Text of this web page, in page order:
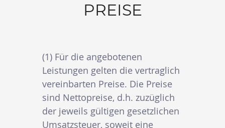
PREISE
(1) Für die angebotenen
Leistungen gelten die vertraglich
vereinbarten Preise. Die Preise
sind Nettopreise, d.h. zuzüglich
der jeweils gültigen gesetzlichen
Umsatzsteuer, soweit eine